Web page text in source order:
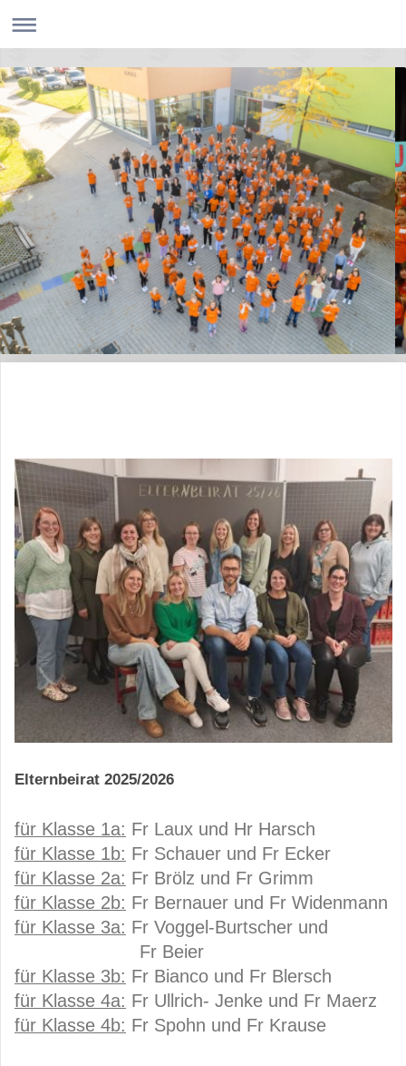
Elternbeirat 2025/2026
für Klasse 1a: Fr Laux und Hr Harsch
für Klasse 1b: Fr Schauer und Fr Ecker
für Klasse 2a: Fr Brölz und Fr Grimm
für Klasse 2b: Fr Bernauer und Fr Widenmann
für Klasse 3a: Fr Voggel-Burtscher und
Fr Beier
für Klasse 3b: Fr Bianco und Fr Blersch
für Klasse 4a: Fr Ullrich- Jenke und Fr Maerz
für Klasse 4b: Fr Spohn und Fr Krause